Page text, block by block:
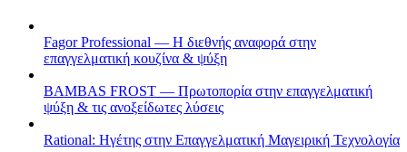
Fagor Professional — Η διεθνής αναφορά στην
επαγγελματική κουζίνα & ψύξη
BAMBAS FROST — Πρωτοπορία στην επαγγελματική
ψύξη & τις ανοξείδωτες λύσεις
Rational: Ηγέτης στην Επαγγελματική Μαγειρική Τεχνολογία